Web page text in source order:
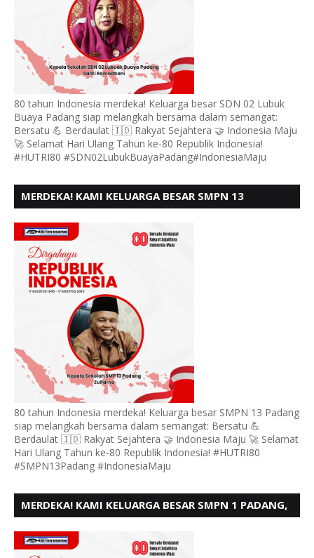
80 tahun Indonesia merdeka! Keluarga besar SDN 02 Lubuk
Buaya Padang siap melangkah bersama dalam semangat:
Bersatu 💪 Berdaulat 🇮🇩 Rakyat Sejahtera 🤝 Indonesia Maju
🚀 Selamat Hari Ulang Tahun ke-80 Republik Indonesia!
#HUTRI80 #SDN02LubukBuayaPadang#IndonesiaMaju
MERDEKA! KAMI KELUARGA BESAR SMPN 13
80 tahun Indonesia merdeka! Keluarga besar SMPN 13 Padang
siap melangkah bersama dalam semangat: Bersatu 💪
Berdaulat 🇮🇩 Rakyat Sejahtera 🤝 Indonesia Maju 🚀 Selamat
Hari Ulang Tahun ke-80 Republik Indonesia! #HUTRI80
#SMPN13Padang #IndonesiaMaju
MERDEKA! KAMI KELUARGA BESAR SMPN 1 PADANG,